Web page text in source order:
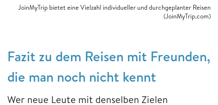
JoinMyTrip bietet eine Vielzahl individueller und durchgeplanter Reisen
(JoinMyTrip.com)
Fazit zu dem Reisen mit Freunden,
die man noch nicht kennt
Wer neue Leute mit denselben Zielen